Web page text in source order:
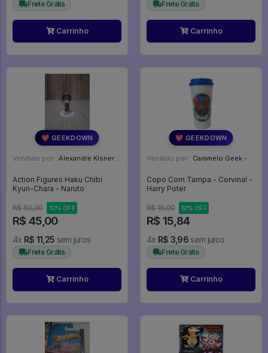
Frete Grátis
Carrinho
Frete Grátis
Carrinho
💖 GEEKDOWN
Vendido por: Alexandre Kisner - PR
Action Figures Haku Chibi
Kyun-Chara - Naruto
R$ 50,00 10% OFF
R$ 45,00
4x R$ 11,25 sem juros
Frete Grátis
Carrinho
💖 GEEKDOWN
Vendido por: Caramelo Geek - DF
Copo Com Tampa - Corvinal -
Harry Poter
R$ 18,00 12% OFF
R$ 15,84
4x R$ 3,96 sem juros
Frete Grátis
Carrinho